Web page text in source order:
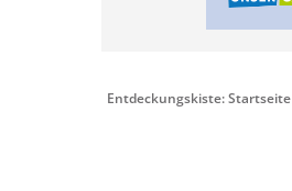
Entdeckungskiste: Startseite